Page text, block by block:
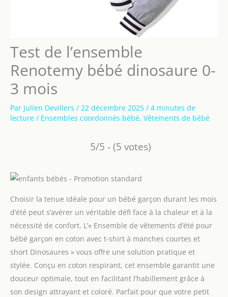
Test de l’ensemble
Renotemy bébé dinosaure 0-
3 mois
Par Julien Devillers / 22 décembre 2025 / 4 minutes de
lecture / Ensembles coordonnés bébé, Vêtements de bébé
5/5 - (5 votes)
Choisir la tenue idéale pour un bébé garçon durant les mois
d’été peut s’avérer un véritable défi face à la chaleur et à la
nécessité de confort. L’« Ensemble de vêtements d’été pour
bébé garçon en coton avec t-shirt à manches courtes et
short Dinosaures » vous offre une solution pratique et
stylée. Conçu en coton respirant, cet ensemble garantit une
douceur optimale, tout en facilitant l’habillement grâce à
son design attrayant et coloré. Parfait pour que votre petit